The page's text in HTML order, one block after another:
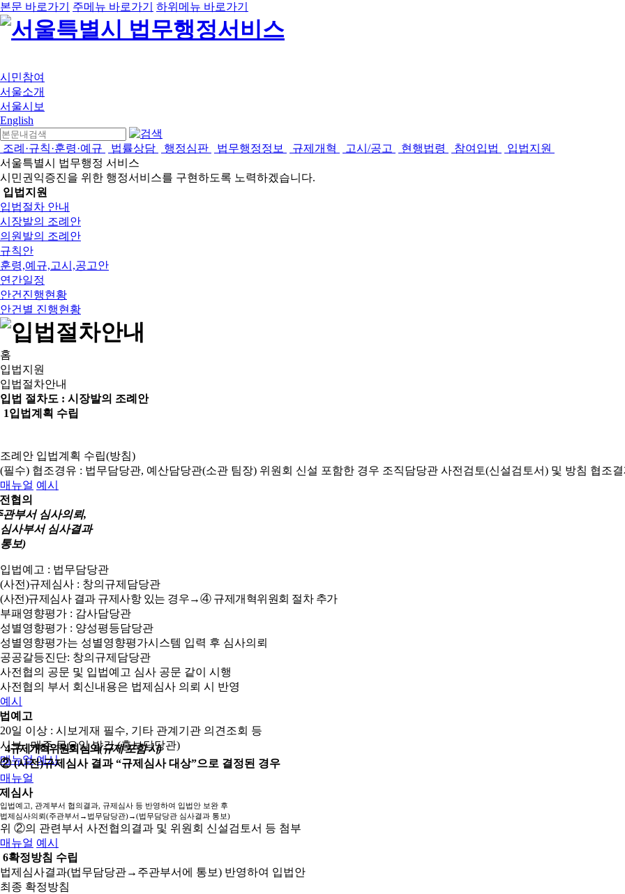
본문 바로가기 주메뉴 바로가기 하위메뉴 바로가기
시민참여
서울소개
서울시보
English
조례·규칙·훈령·예규 법률상담 행정심판 법무행정정보 규제개혁 고시/공고 현행법령 참여입법
입법지원
서울특별시 법무행정 서비스
시민권익증진을 위한 행정서비스를 구현하도록 노력하겠습니다.
입법지원
입법절차 안내
시장발의 조례안
의원발의 조례안
규칙안
훈령,예규,고시,공고안
연간일정
안건진행현황
안건별 진행현황
홈
입법지원
입법절차안내
입법 절차도 : 시장발의 조례안
1입법계획 수립
조례안 입법계획 수립(방침)
(필수) 협조경유 : 법무담당관, 예산담당관(소관 팀장) 위원회 신설 포함한 경우 조직담당관 사전검토(신설검토서) 및 방침 협조
매뉴얼 예시
협의
관부서 심사의뢰,
심사부서 심사결과
통보)
입법예고 : 법무담당관
(사전)규제심사 : 창의규제담당관
(사전)규제심사 결과 규제사항 있는 경우→④ 규제개혁위원회 절차 추가
부패영향평가 : 감사담당관
성별영향평가 : 양성평등담당관
성별영향평가는 성별영향평가시스템 입력 후 심사의뢰
공공갈등진단: 창의규제담당관
사전협의 공문 및 입법예고 심사 공문 같이 시행
사전협의 부서 회신내용은 법제심사 의뢰 시 반영
예시
예고
20일 이상 : 시보게재 필수, 기타 관계기관 의견조회 등
시보 : 매주 목요일 발간 (홍보담당관)
매뉴얼 예시
4규제개혁위원회 심의(규제 포함 시)
② (사전)규제심사 결과 “규제심사 대상”으로 결정된 경우
매뉴얼
심사
입법예고, 관계부서 협의결과, 규제심사 등 반영하여 입법안 보완 후
법제심사의뢰(주관부서→법무담당관)→(법무담당관 심사결과 통보)
위 ②의 관련부서 사전협의결과 및 위원회 신설검토서 등 첨부
매뉴얼 예시
6확정방침 수립
법제심사결과(법무담당관→주관부서에 통보) 반영하여 입법안
최종 확정방침